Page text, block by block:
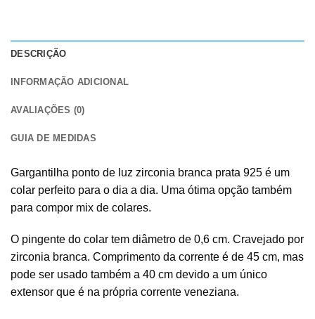
DESCRIÇÃO
INFORMAÇÃO ADICIONAL
AVALIAÇÕES (0)
GUIA DE MEDIDAS
Gargantilha ponto de luz zirconia branca prata 925 é um
colar perfeito para o dia a dia. Uma ótima opção também
para compor mix de colares.
O pingente do colar tem diâmetro de 0,6 cm. Cravejado por
zirconia branca. Comprimento da corrente é de 45 cm, mas
pode ser usado também a 40 cm devido a um único
extensor que é na própria corrente veneziana.